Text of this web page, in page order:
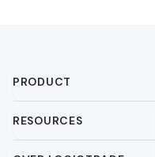
PRODUCT
RESOURCES